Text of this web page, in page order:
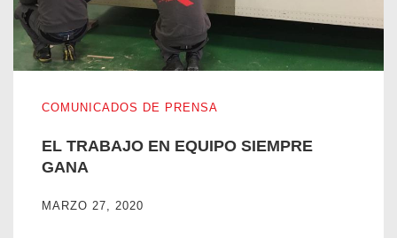
COMUNICADOS DE PRENSA
EL TRABAJO EN EQUIPO SIEMPRE
GANA
MARZO 27, 2020